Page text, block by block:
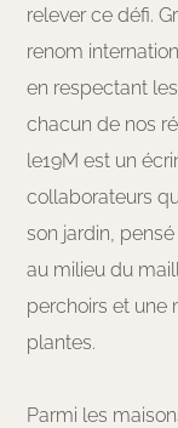
relever ce défi.
renom
en respectant
chacun de nos
le19M est un
collaborateurs
son jardin,
au milieu du
perchoirs et une
plantes.
Parmi les